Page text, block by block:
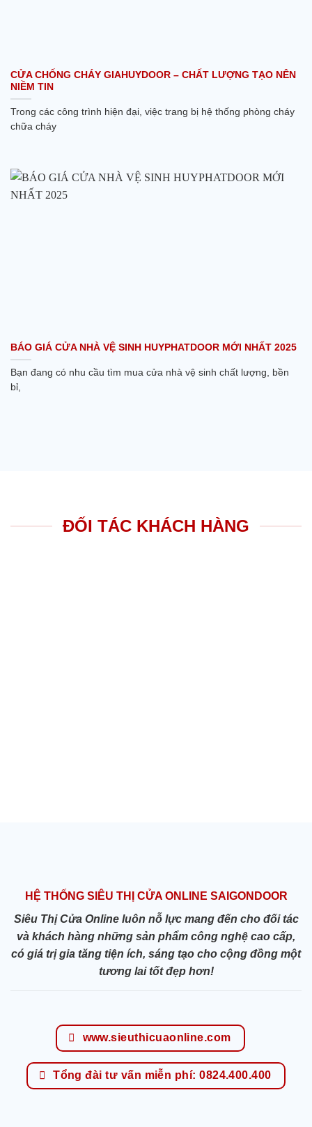
CỬA CHỐNG CHÁY GIAHUYDOOR – CHẤT LƯỢNG TẠO NÊN
NIỀM TIN
Trong các công trình hiện đại, việc trang bị hệ thống phòng cháy
chữa cháy
BÁO GIÁ CỬA NHÀ VỆ SINH HUYPHATDOOR MỚI NHẤT 2025
Bạn đang có nhu cầu tìm mua cửa nhà vệ sinh chất lượng, bền
bỉ,
ĐỐI TÁC KHÁCH HÀNG
HỆ THỐNG SIÊU THỊ CỬA ONLINE SAIGONDOOR
Siêu Thị Cửa Online luôn nỗ lực mang đến cho đối tác
và khách hàng những sản phẩm công nghệ cao cấp,
có giá trị gia tăng tiện ích, sáng tạo cho cộng đồng một
tương lai tốt đẹp hơn!
www.sieuthicuaonline.com
Tổng đài tư vấn miễn phí: 0824.400.400